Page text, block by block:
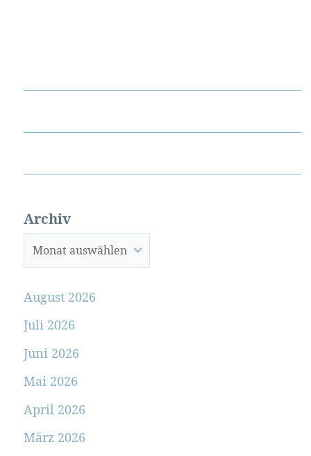
Archiv
August 2026
Juli 2026
Juni 2026
Mai 2026
April 2026
März 2026